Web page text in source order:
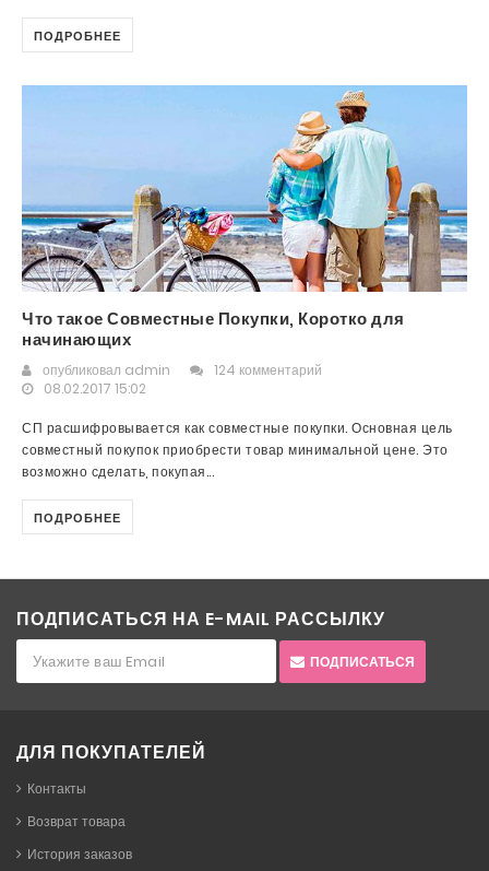
ПОДРОБНЕЕ
Что такое Совместные Покупки, Коротко для
начинающих
опубликовал admin
124 комментарий
08.02.2017 15:02
СП расшифровывается как совместные покупки. Основная цель
совместный покупок приобрести товар минимальной цене. Это
возможно сделать, покупая...
ПОДРОБНЕЕ
ПОДПИСАТЬСЯ НА E-MAIL РАССЫЛКУ
ПОДПИСАТЬСЯ
ДЛЯ ПОКУПАТЕЛЕЙ
Контакты
Возврат товара
История заказов